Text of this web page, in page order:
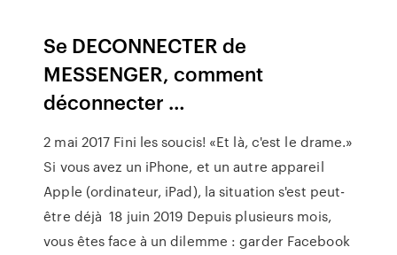
Se DECONNECTER de
MESSENGER, comment
déconnecter …
2 mai 2017 Fini les soucis! «Et là, c'est le drame.»
Si vous avez un iPhone, et un autre appareil
Apple (ordinateur, iPad), la situation s'est peut-
être déjà 18 juin 2019 Depuis plusieurs mois,
vous êtes face à un dilemme : garder Facebook